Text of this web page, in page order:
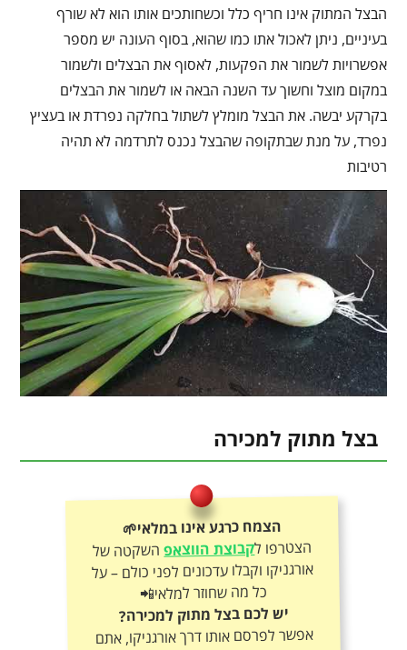
הבצל המתוק אינו חריף כלל וכשחותכים אותו הוא לא שורף
בעיניים, ניתן לאכול אתו כמו שהוא, בסוף העונה יש מספר
אפשרויות לשמור את הפקעות, לאסוף את הבצלים ולשמור
במקום מוצל וחשוך עד השנה הבאה או לשמור את הבצלים
בקרקע יבשה. את הבצל מומלץ לשתול בחלקה נפרדת או בעציץ
נפרד, על מנת שבתקופה שהבצל נכנס לתרדמה לא תהיה
רטיבות
בצל מתוק למכירה
הצמח כרגע אינו במלאי🌱
הצטרפו לקבוצת הווצאפהשקטה של
אורגניקו וקבלו עדכונים לפני כולם – על
כל מה שחוזר למלאי📲
יש לכם בצל מתוק למכירה?
אפשר לפרסם אותו דרך אורגניקו, אתם
קובעים את המחיר ואנחנו נעזור בפרסום